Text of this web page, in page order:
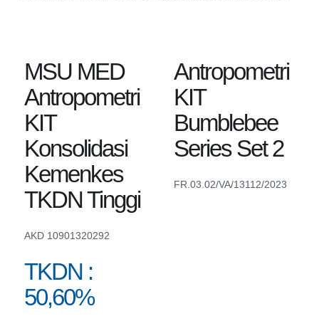
MSU MED
Antropometri
KIT
Konsolidasi
Kemenkes
TKDN Tinggi
AKD 10901320292
TKDN :
50,60%
Antropometri
KIT
Bumblebee
Series Set 2
FR.03.02/VA/13112/2023